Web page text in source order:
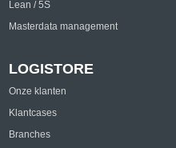
Lean / 5S
Masterdata management
LOGISTORE
Onze klanten
Klantcases
Branches